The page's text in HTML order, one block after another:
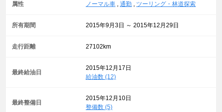
属性 ノーマル車 , 通勤 , ツーリング・林道探索
所有期間 2015年9月3日 ～ 2015年12月29日
走行距離 27102km
最終給油日
2015年12月17日
給油数 (12)
最終整備日
2015年12月10日
整備数 (5)